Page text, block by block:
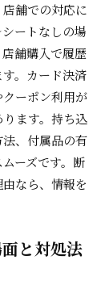
舗での対応に
ートなしの場
舗購入で履歴
。カード決済
ーポン利用が
ます。持ち込
、付属品の有
ーズです。断
なら、情報を
と対処法